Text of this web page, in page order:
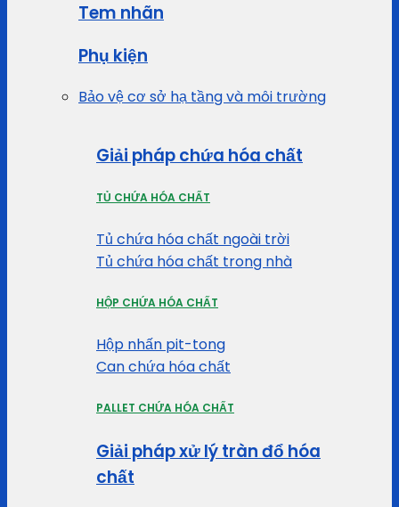
Tem nhãn
Phụ kiện
Bảo vệ cơ sở hạ tầng và môi trường
Giải pháp chứa hóa chất
TỦ CHỨA HÓA CHẤT
Tủ chứa hóa chất ngoài trời
Tủ chứa hóa chất trong nhà
HỘP CHỨA HÓA CHẤT
Hộp nhấn pit-tong
Can chứa hóa chất
PALLET CHỨA HÓA CHẤT
Giải pháp xử lý tràn đổ hóa
chất